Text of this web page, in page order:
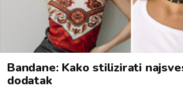
Bandane: Kako stilizirati
dodatak